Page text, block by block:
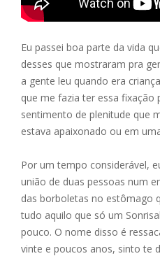
Eu passei boa parte da vida
desses que mostraram pra
a gente leu quando era
que me fazia ter essa fixação
sentimento de plenitude que
estava apaixonado ou em
Por um tempo considerável,
união de duas pessoas num
das borboletas no estômago
tudo aquilo que só um
pouco. O nome disso é
vinte e poucos anos, sinto te